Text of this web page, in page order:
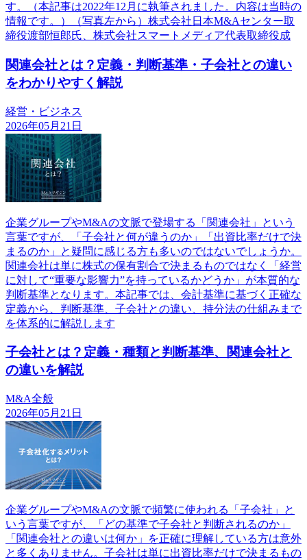
す。（本記事は2022年12月に執筆されました。内容は当時の
情報です。）（写真左から）株式会社日本M&Aセンター取
締役渡部恒郎氏、株式会社スマートメディア代表取締役成
関連会社とは？定義・判断基準・子会社との違い
をわかりやすく解説
経営・ビジネス
2026年05月21日
企業グループやM&Aの文脈で登場する「関連会社」という
言葉ですが、「子会社と何が違うのか」「出資比率だけで決
まるのか」と疑問に感じる方も多いのではないでしょうか。
関連会社は単に株式の保有割合で決まるものではなく「経営
に対して“重要な影響力”を持っているかどうか」が本質的な
判断基準となります。本記事では、会計基準に基づく正確な
定義から、判断基準、子会社との違い、持分法の仕組みまで
を体系的に解説します
子会社とは？定義・種類と判断基準、関連会社と
の違いを解説
M&A全般
2026年05月21日
企業グループやM&Aの文脈で頻繁に使われる「子会社」と
いう言葉ですが、「どの基準で子会社と判断されるのか」
「関連会社との違いは何か」を正確に理解している方は意外
と多くありません。子会社は単に出資比率だけで決まるもの